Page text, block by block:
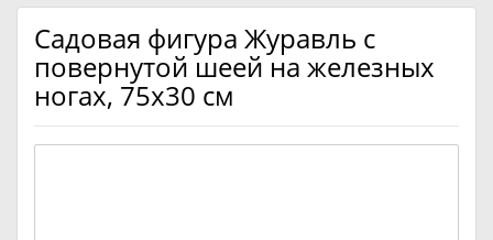
Садовая фигура Журавль с
повернутой шеей на железных
ногах, 75х30 см